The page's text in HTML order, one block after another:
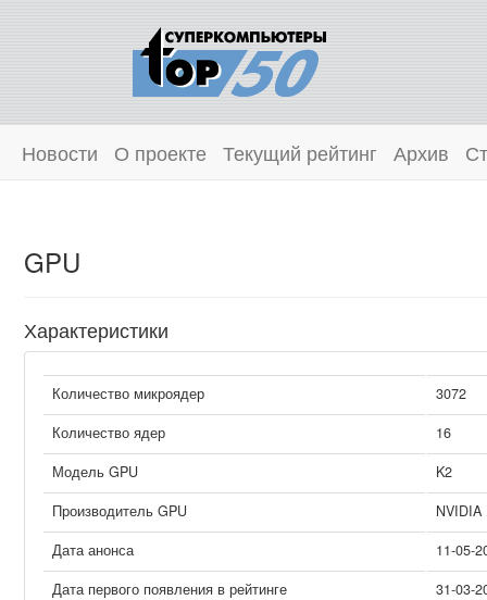
Новости О проекте Текущий рейтинг Архив
GPU
Характеристики
Количество микроядер
3072
Количество ядер
16
Модель GPU
K2
Производитель GPU
NVIDIA
Дата анонса
11-05-
Дата первого появления в рейтинге
31-03-